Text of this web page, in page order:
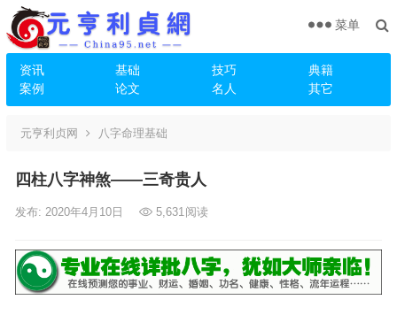
资讯 基础 技巧
典籍
案例
论文 名人 其它
菜单
元亨利贞网 八字命理基础
四柱八字神煞——三奇贵人
发布: 2020年4月10日 5,631阅读